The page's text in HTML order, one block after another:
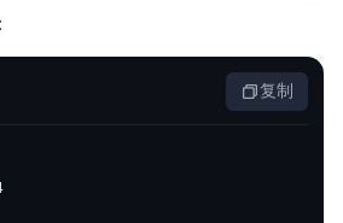
复制